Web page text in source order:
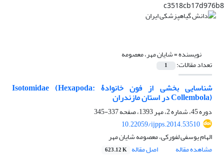
c3518cb17d976b8
نویسنده =شایان مهر، معصومه
تعداد مقالات: 1
شناسایی بخشی از فون خانوادۀ Isotomidae (Hexapoda:
Collembola) در استان مازندران
دوره 45، شماره 2، مهر 1393، صفحه
337-345
10.22059/ijpps.2014.53510
الهام یوسفی لفورکی، معصومه شایان مهر
مشاهده مقاله
اصل مقاله 623.12 K